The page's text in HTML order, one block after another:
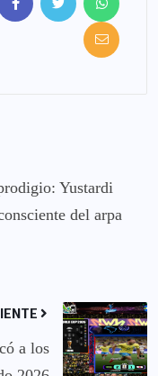
Yustardi
del arpa
a los